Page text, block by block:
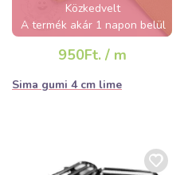
Közkedvelt
A termék akár 1 napon belül
950Ft. / m
Sima gumi 4 cm lime